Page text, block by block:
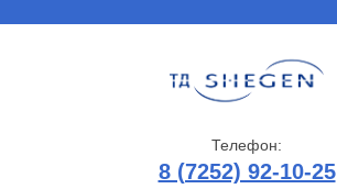
Телефон:
8 (7252) 92-10-25